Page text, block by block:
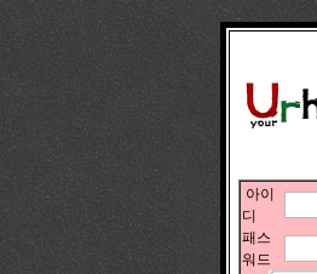
아이
디
패스
워드